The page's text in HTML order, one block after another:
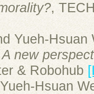
,
Yueh-
new
& Robohub
Hsuan